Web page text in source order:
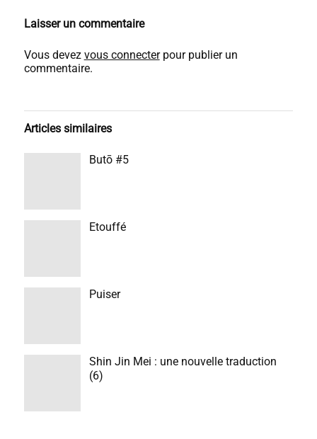
Laisser un commentaire
Vous devez vous connecterpour publier un
commentaire.
Articles similaires
Butō #5
Etouffé
Puiser
Shin Jin Mei : une nouvelle traduction
(6)